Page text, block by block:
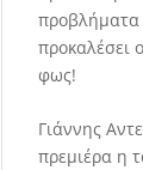
προβλήματα
προκαλέσει
φως!
Γιάννης
πρεμιέρα η